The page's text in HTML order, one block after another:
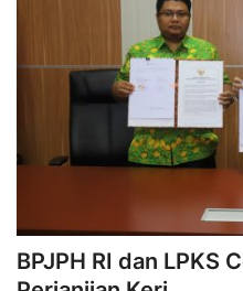
Redaksi
Layanan
Program Training
BPJPH RI dan LPKS